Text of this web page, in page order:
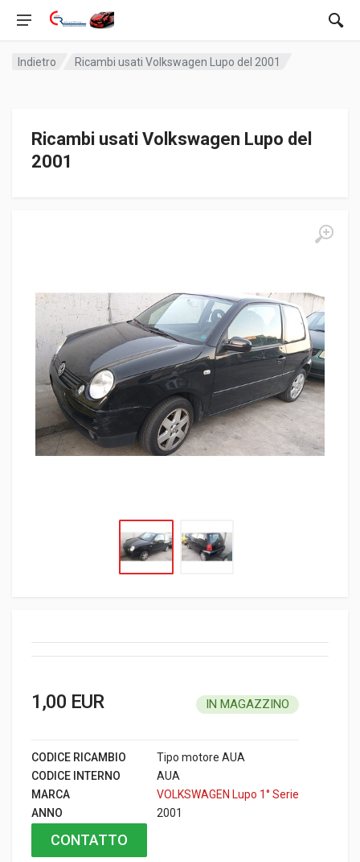
Indietro Ricambi usati Volkswagen Lupo del 2001
Ricambi usati Volkswagen Lupo del
2001
1,00 EUR IN MAGAZZINO
CODICE RICAMBIO
Tipo motore AUA
CODICE INTERNO
AUA
MARCA
VOLKSWAGEN Lupo 1° Serie
ANNO
2001
CONTATTO